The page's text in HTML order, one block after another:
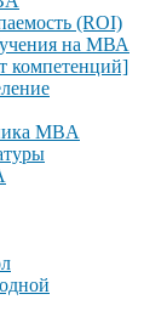
(ROI)
на МВА
компетенций]
MBA